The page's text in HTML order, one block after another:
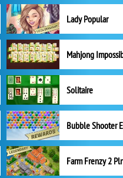
Lady Popular
Mahjong
Solitaire